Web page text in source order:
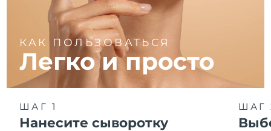
КАК ПОЛЬЗОВАТЬСЯ
Легко и просто
ШАГ 1
Нанесите сыворотку
ШАГ